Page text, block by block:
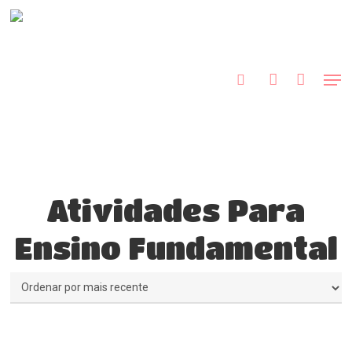
Skip
Atividades Para
Ensino Fundamental